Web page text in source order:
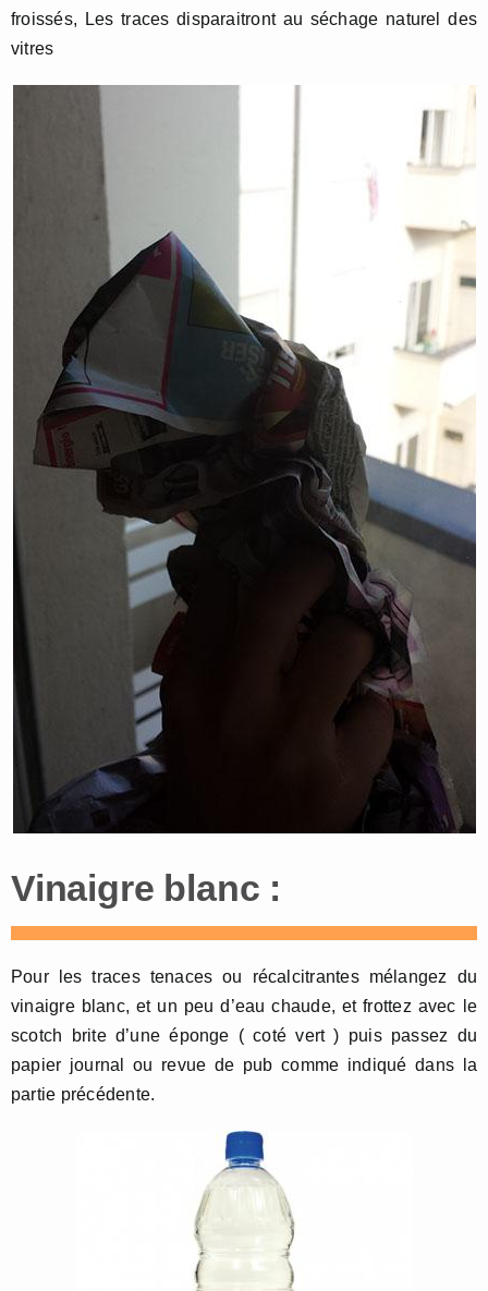
froissés, Les traces disparaitront au séchage naturel des
vitres
Vinaigre blanc :
Pour les traces tenaces ou récalcitrantes mélangez du
vinaigre blanc, et un peu d’eau chaude, et frottez avec le
scotch brite d’une éponge ( coté vert ) puis passez du
papier journal ou revue de pub comme indiqué dans la
partie précédente.